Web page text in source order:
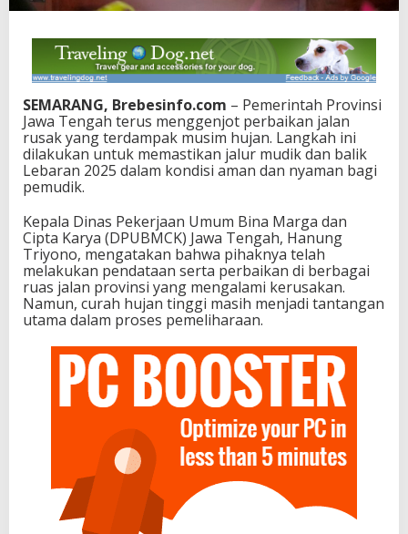
SEMARANG, Brebesinfo.com – Pemerintah Provinsi
Jawa Tengah terus menggenjot perbaikan jalan
rusak yang terdampak musim hujan. Langkah ini
dilakukan untuk memastikan jalur mudik dan balik
Lebaran 2025 dalam kondisi aman dan nyaman bagi
pemudik.
Kepala Dinas Pekerjaan Umum Bina Marga dan
Cipta Karya (DPUBMCK) Jawa Tengah, Hanung
Triyono, mengatakan bahwa pihaknya telah
melakukan pendataan serta perbaikan di berbagai
ruas jalan provinsi yang mengalami kerusakan.
Namun, curah hujan tinggi masih menjadi tantangan
utama dalam proses pemeliharaan.